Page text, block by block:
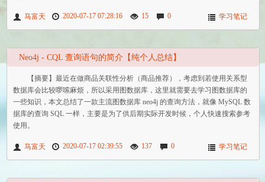
2020-07-17 07:28:16 15 0 学习笔记
马富天
Neo4j - CQL 查询语句的简介【纯个人总结】
【摘要】最近在做商品关联性分析（商品推荐），考虑到若使用关系型
数据库会比较啰嗦麻烦，所以采用图数据库，这里就需要去学习图数据库的
一些知识，本文总结了一款主流图数据库 neo4j 的查询方法，就像 MySQL 数
据库的查询 SQL 一样，主要是为了供后期实际开发时候，个人快速搜索参考
使用。
2020-07-17 02:39:55 137 0 学习笔记
马富天